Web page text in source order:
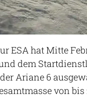
ESA hat Mitte
dem
Ariane 6
von